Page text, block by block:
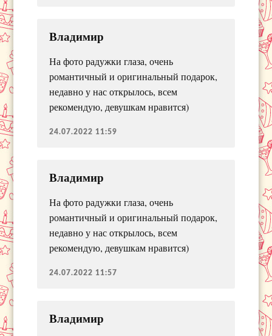
Владимир
На фото радужки глаза, очень
романтичный и оригинальный подарок,
недавно у нас открылось, всем
рекомендую, девушкам нравится)
24.07.2022 11:59
Владимир
На фото радужки глаза, очень
романтичный и оригинальный подарок,
недавно у нас открылось, всем
рекомендую, девушкам нравится)
24.07.2022 11:57
Владимир